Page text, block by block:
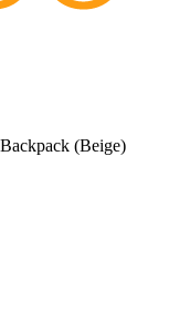
(Beige)